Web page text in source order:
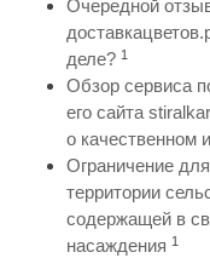
Очередной
деле? 1
Обзор сервиса
его сайта
о качественном
Ограничение
территории
содержащей в
насаждения 1